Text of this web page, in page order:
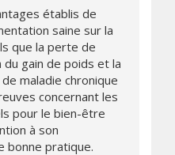
établis de
saine sur la
que la perte de
gain de poids et la
maladie chronique
concernant les
pour le bien-être
à son
bonne pratique.